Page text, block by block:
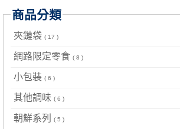
商品分類
夾鏈袋 ( 17 )
網路限定零食 ( 8 )
小包裝 ( 6 )
其他調味 ( 6 )
朝鮮系列 ( 5 )